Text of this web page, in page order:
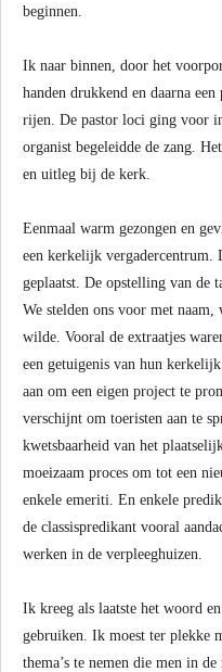
beginnen.
Ik naar binnen, door het
handen drukkend en daarna
rijen. De pastor loci ging voor
organist begeleidde de zang.
en uitleg bij de kerk.
Eenmaal warm gezongen en
een kerkelijk vergadercentrum.
geplaatst. De opstelling van de
We stelden ons voor met
wilde. Vooral de extraatjes
een getuigenis van hun
aan om een eigen project te
verschijnt om toeristen aan te
kwetsbaarheid van het
moeizaam proces om tot een
enkele emeriti. En enkele
de classispredikant vooral
werken in de verpleeghuizen.
Ik kreeg als laatste het woord
gebruiken. Ik moest ter plekke
thema’s te nemen die men in